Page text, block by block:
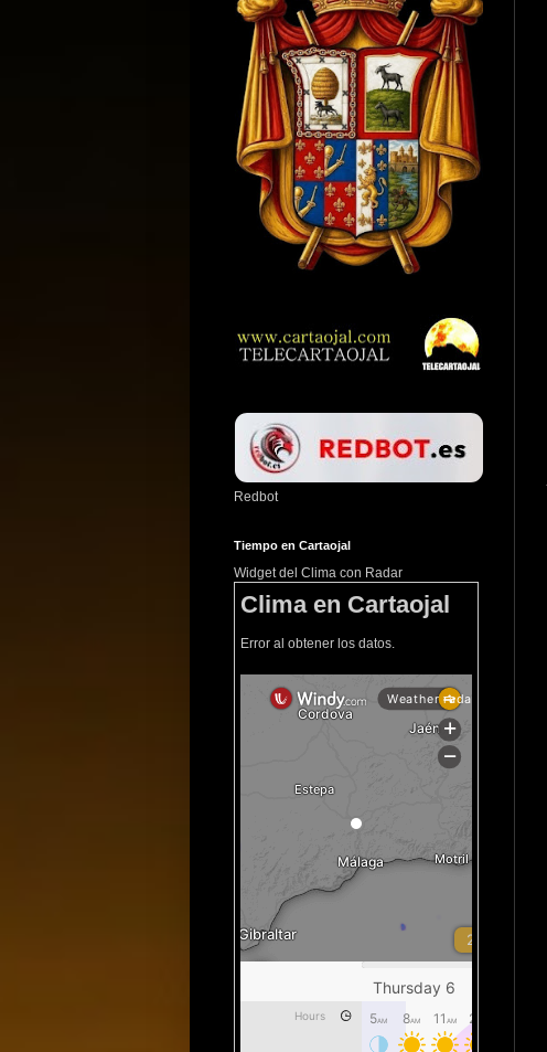
Redbot
Tiempo en Cartaojal
Widget del Clima con Radar
Clima en Cartaojal
Error al obtener los datos.